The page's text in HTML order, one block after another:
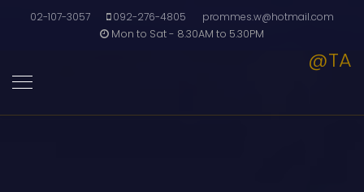
02-107-3057 092-276-4805
prommes.w@hotmail.com
Mon to Sat - 8.30AM to 5.30PM
@TA